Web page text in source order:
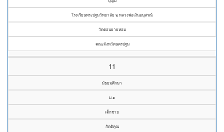
โรงเรียนพระปฐมวิทยาลัย ๒ หลวงพ่อเงินอนุสรณ์
วัดดอนยายหอม
คณะจังหวัดนครปฐม
11
มัธยมศึกษา
ม.๑
เด็กชาย
กิตติคุณ